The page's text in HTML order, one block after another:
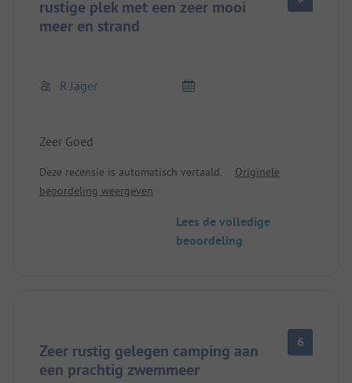
rustige plek met een zeer mooi
meer en strand
R.Jäger
Zeer Goed
Deze recensie is automatisch vertaald.
Originele
beoordeling weergeven
Lees de volledige
beoordeling
Zeer rustig gelegen camping aan
een prachtig zwemmeer
6